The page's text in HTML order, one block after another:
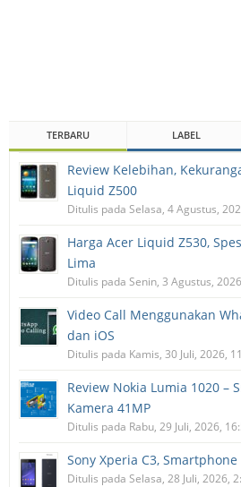
TERBARU LABEL
Review Kelebihan,
Liquid Z500
Ditulis pada Selasa, 4 Agustus,
Harga Acer Liquid Z530,
Lima
Ditulis pada Senin, 3 Agustus,
Video Call Menggunakan
dan iOS
Ditulis pada Kamis, 30 Juli, 2026,
Review Nokia Lumia 1020 –
Kamera 41MP
Ditulis pada Rabu, 29 Juli, 2026,
Sony Xperia C3,
Ditulis pada Selasa, 28 Juli, 2026,